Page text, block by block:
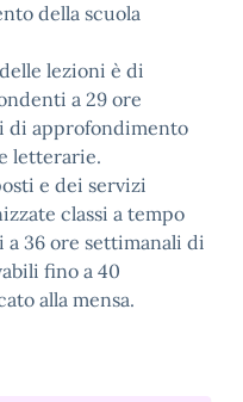
della scuola
lezioni è di
a 29 ore
di approfondimento
letterarie.
e dei servizi
classi a tempo
36 ore settimanali di
fino a 40
alla mensa.